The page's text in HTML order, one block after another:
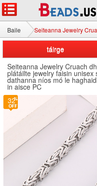
Baile Seiteanna Jewelry
táirge
Seiteanna Jewelry Cruach
plátáilte jewelry faisin
dathanna níos mó le
in aisce PC
32